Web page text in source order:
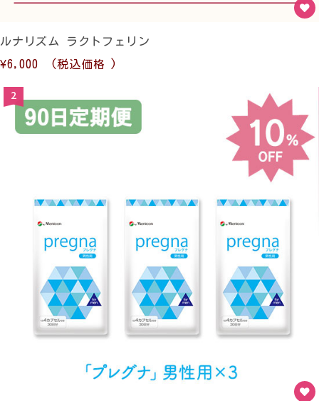
ルナリズム ラクトフェリン
¥6,000
(税込価格 )
2